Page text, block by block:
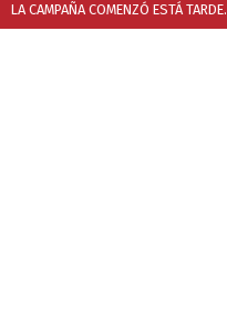
LA CAMPAÑA COMENZÓ ESTÁ TARDE.